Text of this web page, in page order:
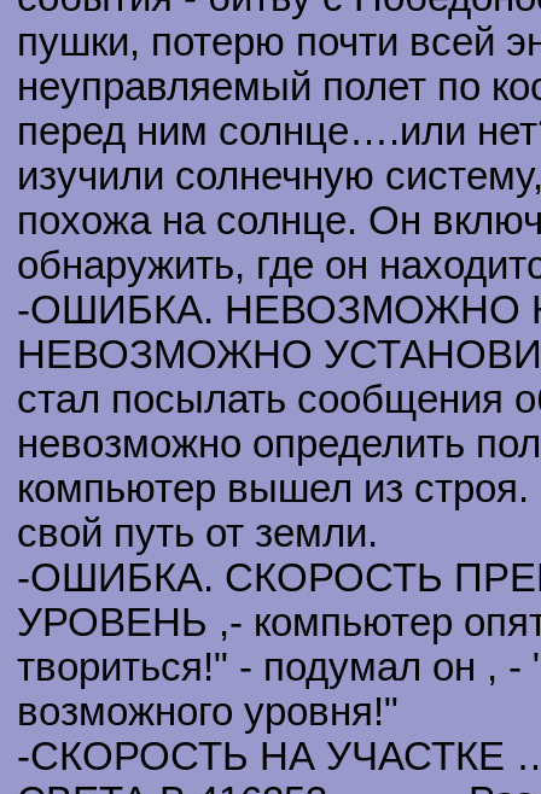
пушки, потерю почти всей
неуправляемый полет по
перед ним солнце….или
изучили солнечную
похожа на солнце. Он
обнаружить, где он
-ОШИБКА. НЕВОЗМОЖНО
НЕВОЗМОЖНО
стал посылать сообщения
невозможно определить
компьютер вышел из
свой путь от земли.
-ОШИБКА. СКОРОСТЬ
УРОВЕНЬ ,- компьютер
твориться!" - подумал он ,
возможного уровня!"
-СКОРОСТЬ НА